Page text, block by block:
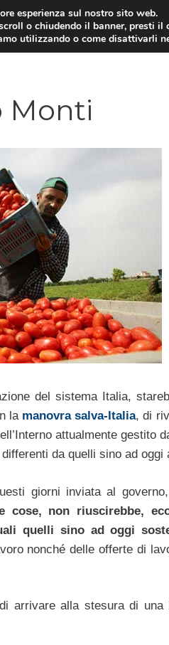
AMMINISTRAZIONE
Monti
del sistema Italia,
la manovra salva-Italia, di
attualmente gestito
da quelli sino ad oggi
giorni inviata al
non riuscirebbe,
quelli sino ad oggi
nonché delle offerte di
arrivare alla stesura di una
esperienza sul nostro sito web.
o chiudendo il banner, presti il
utilizzando o come disattivarli